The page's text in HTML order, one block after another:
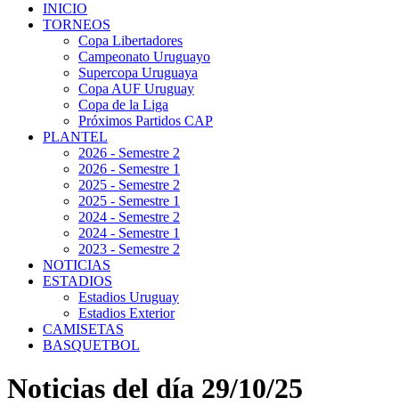
INICIO
TORNEOS
Copa Libertadores
Campeonato Uruguayo
Supercopa Uruguaya
Copa AUF Uruguay
Copa de la Liga
Próximos Partidos CAP
PLANTEL
2026 - Semestre 2
2026 - Semestre 1
2025 - Semestre 2
2025 - Semestre 1
2024 - Semestre 2
2024 - Semestre 1
2023 - Semestre 2
NOTICIAS
ESTADIOS
Estadios Uruguay
Estadios Exterior
CAMISETAS
BASQUETBOL
Noticias del día 29/10/25